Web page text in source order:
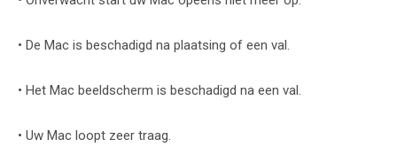
• De Mac is beschadigd na plaatsing of een val.
• Het Mac beeldscherm is beschadigd na een val.
• Uw Mac loopt zeer traag.